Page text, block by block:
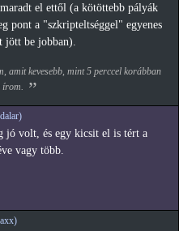
el ettől (a kötöttebb pályák
pont a "szkripteltséggel" egyenes
jött be jobban).
amit kevesebb, mint 5 perccel korábban
volt, és egy kicsit el is tért a
vagy több.